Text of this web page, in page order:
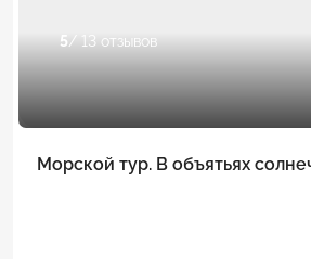
5/ 13 отзывов
Морской тур. В объятьях